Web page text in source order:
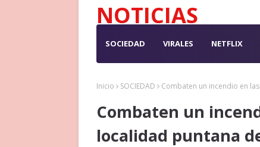
NOTICIAS
SOCIEDAD VIRALES NETFLIX
Inicio SOCIEDAD Combaten un incendio en
Combaten un
localidad puntana